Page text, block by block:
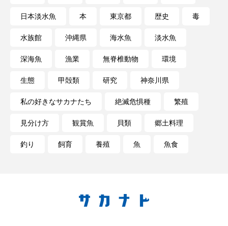
日本淡水魚 本 東京都 歴史 毒
水族館 沖縄県 海水魚 淡水魚
深海魚 漁業 無脊椎動物 環境
生態 甲殻類 研究 神奈川県
私の好きなサカナたち 絶滅危惧種 繁殖
見分け方 観賞魚 貝類 郷土料理
釣り 飼育 養殖 魚 魚食